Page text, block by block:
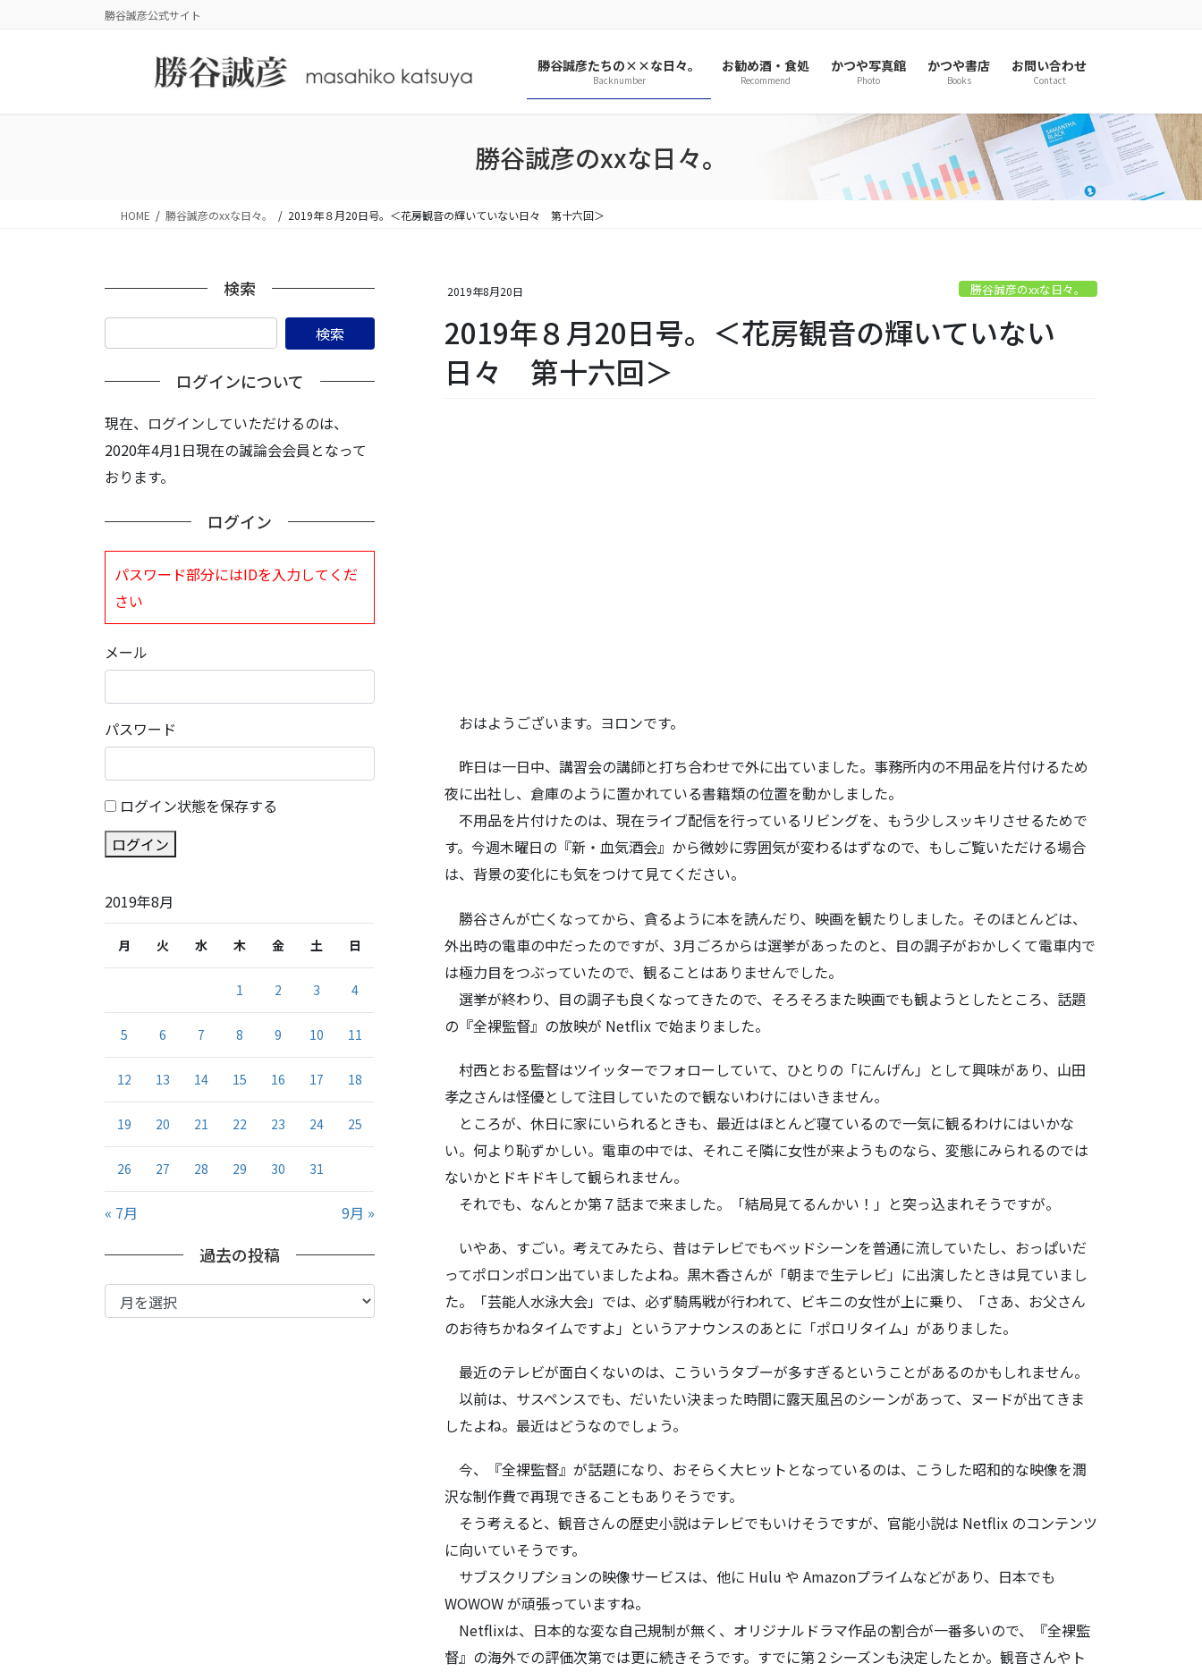
勝谷誠彦公式サイト
勝谷誠彦たちの××な日々。
Backnumber
お勧め酒・食処
Recommend
かつや写真館
Photo
かつや書店
Books
お問い合わせ
Contact
勝谷誠彦のxxな日々。
HOME 勝谷誠彦のxxな日々。 2019年８月20日号。＜花房観音の輝いていない日々 第十六回＞
2019年8月20日 勝谷誠彦のxxな日々。
2019年８月20日号。＜花房観音の輝いていない
日々 第十六回＞
おはようございます。ヨロンです。
昨日は一日中、講習会の講師と打ち合わせで外に出ていました。事務所内の不用品を片付けるため
夜に出社し、倉庫のように置かれている書籍類の位置を動かしました。
不用品を片付けたのは、現在ライブ配信を行っているリビングを、 もう少しスッキリさせるためで
す。今週木曜日の『新・血気酒会』 から微妙に雰囲気が変わるはずなので、もしご覧いただける場合
は、背景の変化にも気をつけて見てください。
勝谷さんが亡くなってから、貪るように本を読んだり、映画を観たりしました。そのほとんどは、
外出時の電車の中だったのですが、 3月ごろからは選挙があったのと、目の調子がおかしくて電車内で
は極力目をつぶっていたので、観ることはありませんでした。
選挙が終わり、目の調子も良くなってきたので、そろそろまた映画でも観ようとしたところ、話題
の『全裸監督』の放映が Netflix で始まりました。
村西とおる監督はツイッターでフォローしていて、ひとりの「にんげん」として興味があり、山田
孝之さんは怪優として注目していたので観ないわけにはいきません。
ところが、休日に家にいられるときも、最近はほとんど寝ているので一気に観るわけにはいかな
い。何より恥ずかしい。 電車の中では、それこそ隣に女性が来ようものなら、変態にみられるのでは
ないかとドキドキして観られません。
それでも、なんとか第７話まで来ました。「結局見てるんかい！」 と突っ込まれそうですが。
いやあ、すごい。考えてみたら、昔はテレビでもベッドシーンを普通に流していたし、おっぱいだ
ってポロンポロン出ていましたよね。黒木香さんが「朝まで生テレビ」 に出演したときは見ていまし
た。「芸能人水泳大会」では、 必ず騎馬戦が行われて、ビキニの女性が上に乗り、「さあ、お父さん
のお待ちかねタイムですよ」というアナウンスのあとに「ポロリタイム」がありました。
最近のテレビが面白くないのは、こういうタブーが多すぎるという ことがあるのかもしれません。
以前は、サスペンスでも、だいたい決まった時間に露天風呂のシーンがあって、ヌードが出てきま
したよね。 最近はどうなのでしょう。
今、『全裸監督』が話題になり、おそらく大ヒットとなっているのは、こうした昭和的な映像を潤
沢な制作費で再現できることもありそうです。
そう考えると、観音さんの歴史小説はテレビでもいけそうですが、 官能小説は Netflix のコンテンツ
に向いていそうです。
サブスクリプションの映像サービスは、他に Hulu や Amazonプライムなどがあり、日本でも
WOWOW が頑張っていますね。
Netflixは、日本的な変な自己規制が無く、オリジナルドラマ作品の割合が一番多いので、『全裸監
督』の海外での評価次第では更に続きそうです。すでに第２シーズンも決定したとか。観音さんやト
検索
ログインについて
現在、ログインしていただけるのは、
2020年4月1日現在の誠論会会員となって
おります。
ログイン
パスワード部分にはIDを入力してくだ
さい
メール
パスワード
ログイン状態を保存する
ログイン
2019年8月
月 火 水 木 金 土 日
1 2 3 4
5 6 7 8 9 10 11
12 13 14 15 16 17 18
19 20 21 22 23 24 25
26 27 28 29 30 31
« 7月 9月 »
過去の投稿
過
去